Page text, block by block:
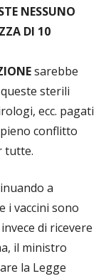
NESSUNO
DI 10
sarebbe
sterili
ecc. pagati
conflitto
tutte.
a
i vaccini sono
di ricevere
il ministro
la Legge